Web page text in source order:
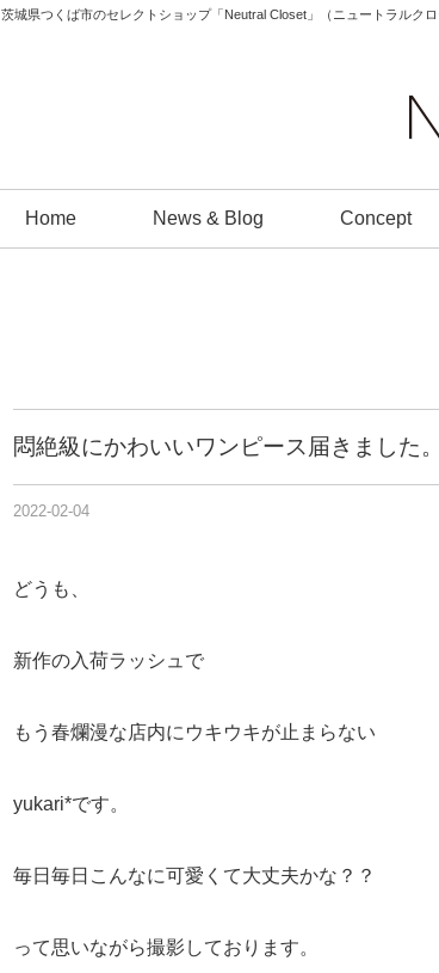
茨城県つくば市のセレクトショップ「Neutral Closet」（ニュートラルク
コ
ン
ッ
Home News & Blog Concept
悶絶級にかわいいワンピース届きました。
2022-02-04
どうも、
新作の入荷ラッシュで
もう春爛漫な店内にウキウキが止まらない
yukari*です。
毎日毎日こんなに可愛くて大丈夫かな？？
って思いながら撮影しております。